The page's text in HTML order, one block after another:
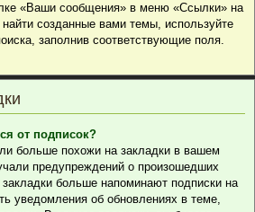
«Ваши сообщения» в меню «Ссылки» на
созданные вами темы, используйте
заполнив соответствующие поля.
от подписок?
больше похожи на закладки в вашем
предупреждений о произошедших
больше напоминают подписки на
уведомления об обновлениях в теме,